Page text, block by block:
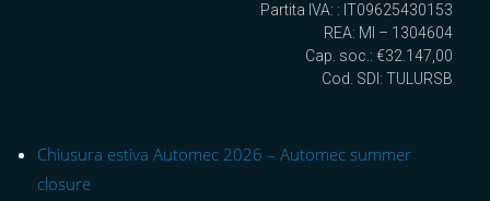
Partita IVA: : IT09625430153
REA: MI – 1304604
Cap. soc.: €32.147,00
Cod. SDI: TULURSB
Chiusura estiva Automec 2026 – Automec summer
closure